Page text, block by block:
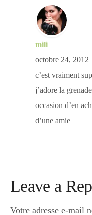
mili
octobre 24, 2012
c’est vraiment
j’adore la
occasion d’en
d’une amie
Leave a
Votre adresse e-mail